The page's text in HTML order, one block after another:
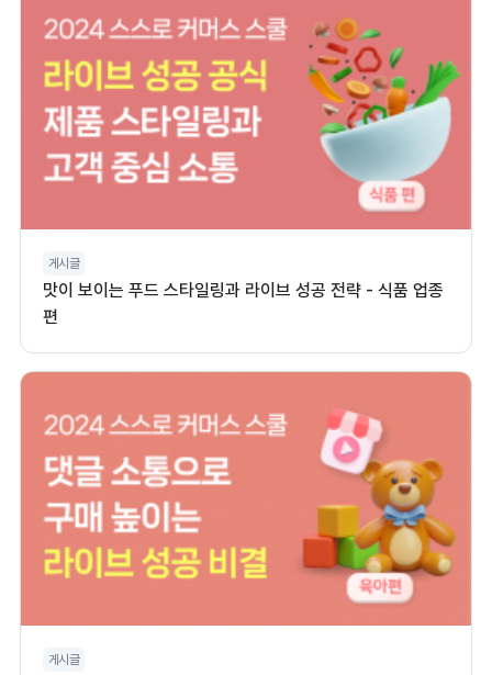
게시글
맛이 보이는 푸드 스타일링과 라이브 성공 전략 - 식품 업종
편
게시글